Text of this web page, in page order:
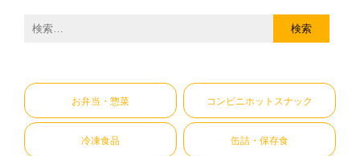
検
お弁当・惣菜 コンビニホットスナック
冷凍食品 缶詰・保存食